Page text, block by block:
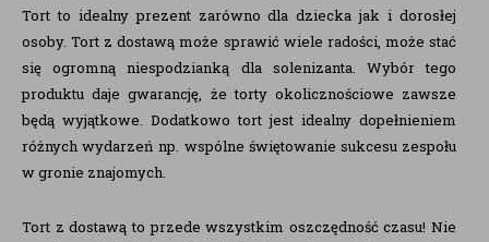
Tort to idealny prezent zarówno dla dziecka jak i dorosłej
osoby. Tort z dostawą może sprawić wiele radości, może stać
się ogromną niespodzianką dla solenizanta. Wybór tego
produktu daje gwarancję, że torty okolicznościowe zawsze
będą wyjątkowe. Dodatkowo tort jest idealny dopełnieniem
różnych wydarzeń np. wspólne świętowanie sukcesu zespołu
w gronie znajomych.
Tort z dostawą to przede wszystkim oszczędność czasu! Nie